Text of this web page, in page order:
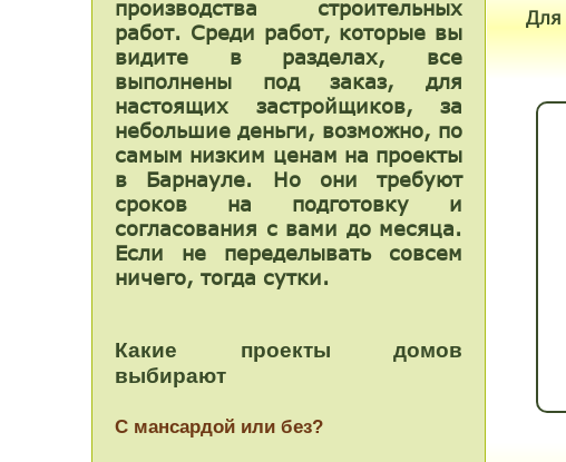
Для
производства строительных
работ. Среди работ, которые вы
видите в разделах, все
выполнены под заказ, для
настоящих застройщиков, за
небольшие деньги, возможно, по
самым низким ценам на проекты
в Барнауле. Но они требуют
сроков на подготовку и
согласования с вами до месяца.
Если не переделывать совсем
ничего, тогда сутки.
Какие проекты домов
выбирают
С мансардой или без?